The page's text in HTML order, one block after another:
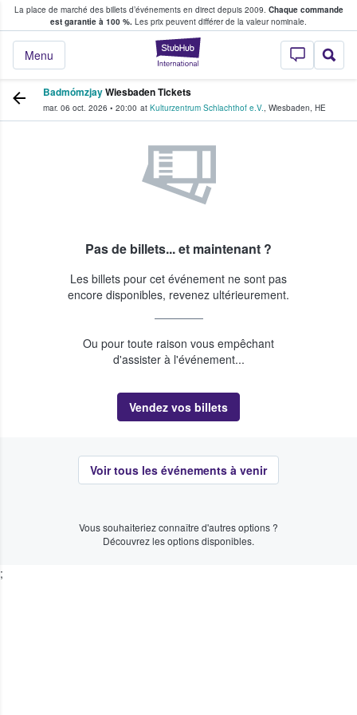
La place de marché des billets d’événements en direct depuis 2009. Chaque commande
est garantie à 100 %. Les prix peuvent différer de la valeur nominale.
StubHub - Où
Menu
fans achètent et vendent des billets
BadmómzjayWiesbaden Tickets
mar. 06 oct. 2026 • 20:00 at Kulturzentrum Schlachthof e.V., Wiesbaden, HE
Pas de billets... et maintenant ?
Les billets pour cet événement ne sont pas
encore disponibles, revenez ultérieurement.
Ou pour toute raison vous empêchant
d'assister à l'événement...
Vendez vos billets
Voir tous les événements à venir
Vous souhaiteriez connaître d'autres options ?
Découvrez les options disponibles.
;